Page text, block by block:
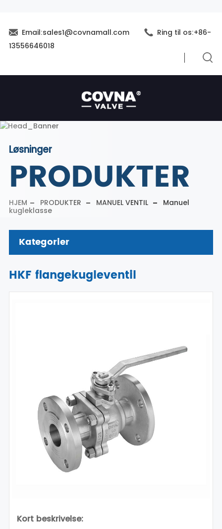
Email:sales1@covnamall.com
Ring til os:+86-
13556646018
Løsninger
PRODUKTER
HJEM PRODUKTER MANUEL VENTIL
Manuel
kugleklasse
Kategorier
HKF flangekugleventil
Kort beskrivelse: